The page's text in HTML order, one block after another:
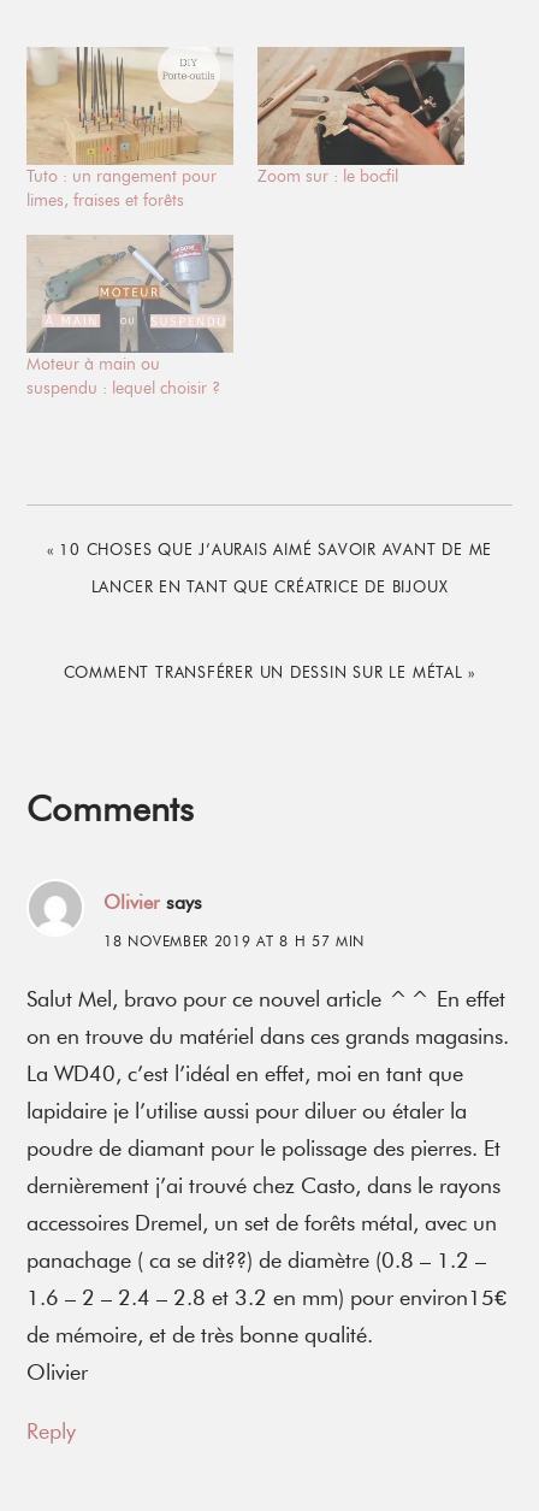
Tuto : un rangement pour
limes, fraises et forêts
Zoom sur : le bocfil
Moteur à main ou
suspendu : lequel choisir ?
PREVIOUS
« 10 CHOSES QUE J’AURAIS AIMÉ SAVOIR AVANT DE ME
LANCER EN TANT QUE CRÉATRICE DE BIJOUX
NEXT
COMMENT TRANSFÉRER UN DESSIN SUR LE MÉTAL »
Reader
Comments
Olivier says
18 NOVEMBER 2019 AT 8 H 57 MIN
Salut Mel, bravo pour ce nouvel article ^^ En effet
on en trouve du matériel dans ces grands magasins.
La WD40, c’est l’idéal en effet, moi en tant que
lapidaire je l’utilise aussi pour diluer ou étaler la
poudre de diamant pour le polissage des pierres. Et
dernièrement j’ai trouvé chez Casto, dans le rayons
accessoires Dremel, un set de forêts métal, avec un
panachage ( ca se dit??) de diamètre (0.8 – 1.2 –
1.6 – 2 – 2.4 – 2.8 et 3.2 en mm) pour environ15€
de mémoire, et de très bonne qualité.
Olivier
Reply